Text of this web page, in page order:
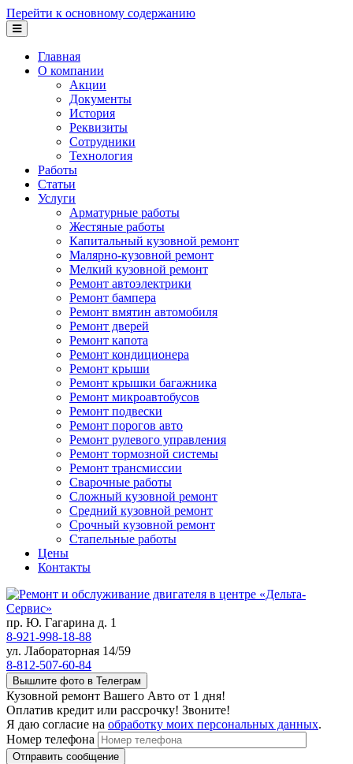
Перейти к основному содержанию
Главная
О компании
Акции
Документы
История
Реквизиты
Сотрудники
Технология
Работы
Статьи
Услуги
Арматурные работы
Жестяные работы
Капитальный кузовной ремонт
Малярно-кузовной ремонт
Мелкий кузовной ремонт
Ремонт автоэлектрики
Ремонт бампера
Ремонт вмятин автомобиля
Ремонт дверей
Ремонт капота
Ремонт кондиционера
Ремонт крыши
Ремонт крышки багажника
Ремонт микроавтобусов
Ремонт подвески
Ремонт порогов авто
Ремонт рулевого управления
Ремонт тормозной системы
Ремонт трансмиссии
Сварочные работы
Сложный кузовной ремонт
Средний кузовной ремонт
Срочный кузовной ремонт
Стапельные работы
Цены
Контакты
пр. Ю. Гагарина д. 1
8-921-998-18-88
ул. Лабораторная 14/59
8-812-507-60-84
Вышлите фото в Телеграм
Кузовной ремонт Вашего Авто от 1 дня!
Оплатив кредит или рассрочку! Звоните!
Я даю согласие на обработку моих персональных данных.
Номер телефона